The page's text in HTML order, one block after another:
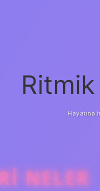
Hayatına
NELER